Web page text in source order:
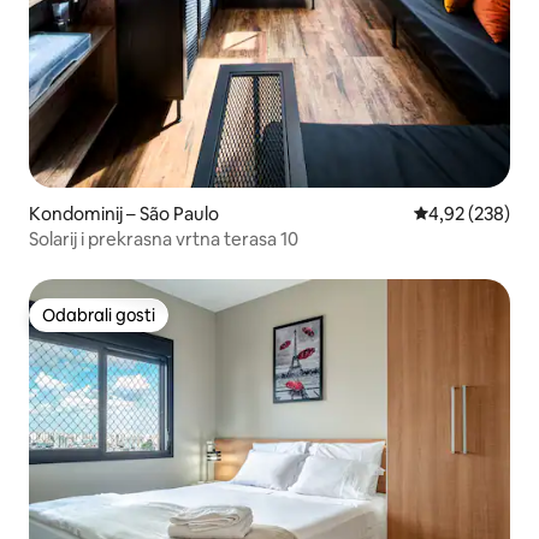
Kondominij – São Paulo Prosječna
4,92 (238)
Solarij i prekrasna vrtna terasa 10
Odabrali gosti
Odabrali gosti